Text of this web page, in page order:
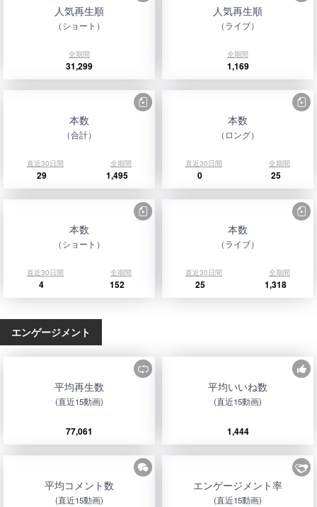
人気再生順
（ショート）
全期間
31,299
人気再生順
（ライブ）
全期間
1,169
本数
（合計）
直近30日間 全期間
29 1,495
本数
（ロング）
直近30日間 全期間
0 25
本数
（ショート）
直近30日間 全期間
4 152
本数
（ライブ）
直近30日間 全期間
25 1,318
エンゲージメント
平均再生数
(直近15動画)
77,061
平均いいね数
(直近15動画)
1,444
平均コメント数
(直近15動画)
エンゲージメント率
(直近15動画)